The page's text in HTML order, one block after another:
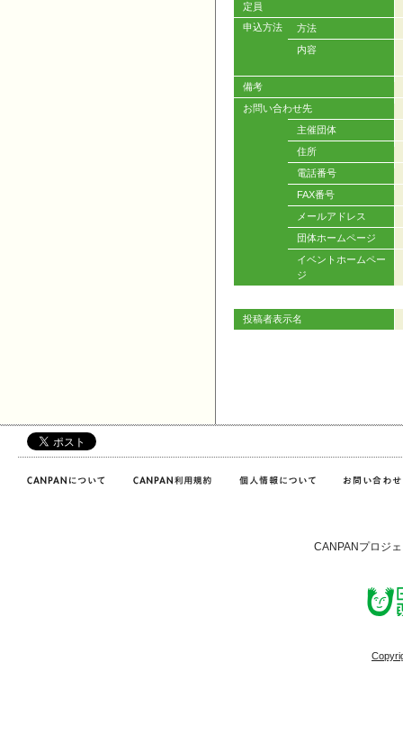
定員
申込方法
方法
内容
備考
お問い合わせ先
主催団体
住所
電話番号
FAX番号
メールアドレス
団体ホームページ
イベントホームペー
ジ
投稿者表示名
CANPANプロジ